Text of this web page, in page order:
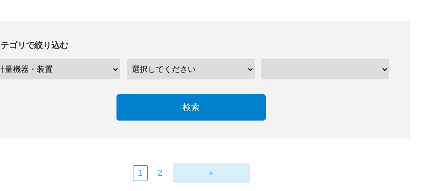
ゴリで絞り込む
検索
1 2 ＞